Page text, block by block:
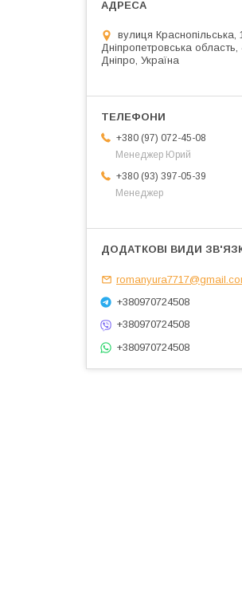
вулиця Краснопільська,
Дніпропетровська область,
Дніпро, Україна
+380 (97) 072-45-08
Менеджер Юрий
+380 (93) 397-05-39
Менеджер
+380970724508
+380970724508
+380970724508